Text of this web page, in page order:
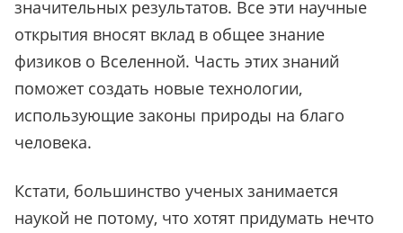
значительных результатов. Все эти научные
открытия вносят вклад в общее знание
физиков о Вселенной. Часть этих знаний
поможет создать новые технологии,
использующие законы природы на благо
человека.
Кстати, большинство ученых занимается
наукой не потому, что хотят придумать нечто